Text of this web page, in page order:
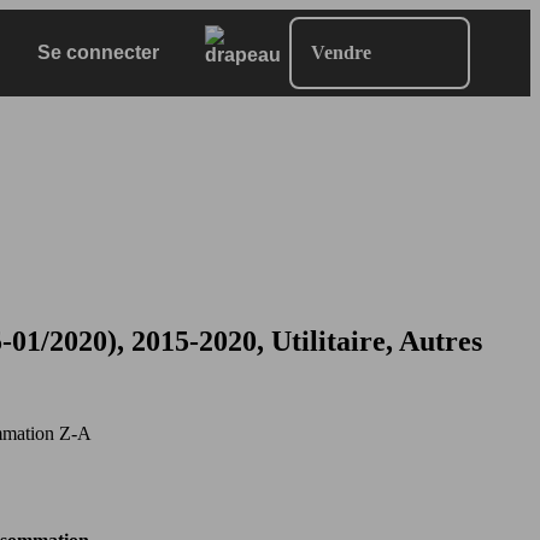
Se connecter Vendre
2020), 2015-2020, Utilitaire, Autres
Z-A